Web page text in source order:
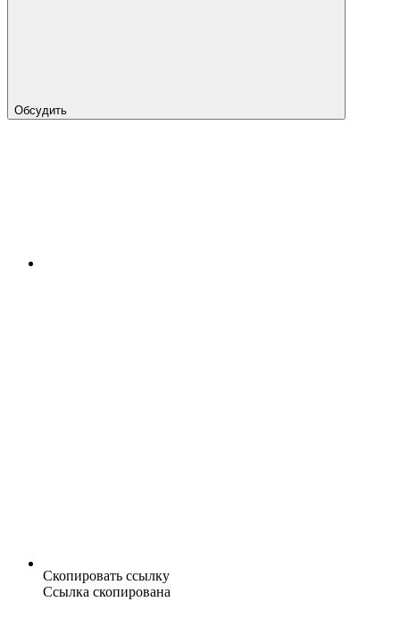
Обсудить
Скопировать ссылку
Ссылка скопирована